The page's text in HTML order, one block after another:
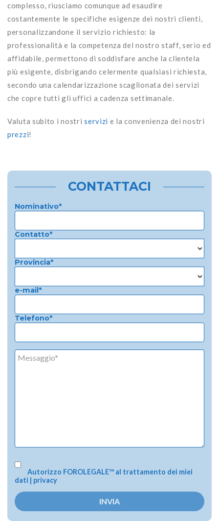
complesso, riusciamo comunque ad esaudire
costantemente le specifiche esigenze dei nostri clienti,
personalizzandone il servizio richiesto: la
professionalità e la competenza del nostro staff, serio ed
affidabile, permettono di soddisfare anche la clientela
più esigente, disbrigando celermente qualsiasi richiesta,
secondo una calendarizzazione scaglionata dei servizi
che copre tutti gli uffici a cadenza settimanale.
Valuta subito i nostriservizi e la convenienza dei nostri
prezzi!
CONTATTACI
Nominativo*
Contatto*
Provincia*
e-mail*
Telefono*
Autorizzo FOROLEGALE™ al trattamento dei miei
dati | privacy